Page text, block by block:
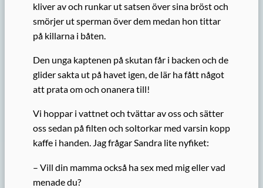
kliver av och runkar ut satsen över sina bröst och
smörjer ut sperman över dem medan hon tittar
på killarna i båten.
Den unga kaptenen på skutan får i backen och de
glider sakta ut på havet igen, de lär ha fått något
att prata om och onanera till!
Vi hoppar i vattnet och tvättar av oss och sätter
oss sedan på filten och soltorkar med varsin kopp
kaffe i handen. Jag frågar Sandra lite nyfiket:
– Vill din mamma också ha sex med mig eller vad
menade du?